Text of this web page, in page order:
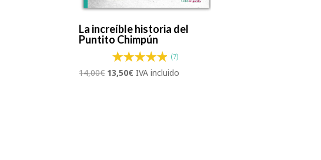
La increíble historia del
Puntito Chimpún
(7)
14,00€ El
13,50€ElIVA incluido